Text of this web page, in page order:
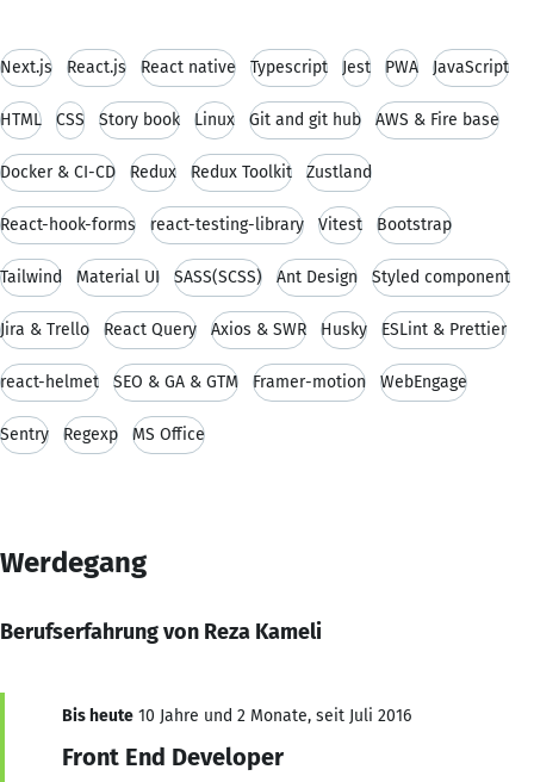
Next.js React.js React native Typescript Jest PWA JavaScript
HTML CSS Story book Linux Git and git hub AWS & Fire base
Docker & CI-CD Redux Redux Toolkit Zustland
React-hook-forms react-testing-library Vitest Bootstrap
Tailwind Material UI SASS(SCSS) Ant Design Styled component
Jira & Trello React Query Axios & SWR Husky ESLint & Prettier
react-helmet SEO & GA & GTM Framer-motion WebEngage
Sentry Regexp MS Office
Werdegang
Berufserfahrung von Reza Kameli
Bis heute 10 Jahre und 2 Monate, seit Juli 2016
Front End Developer